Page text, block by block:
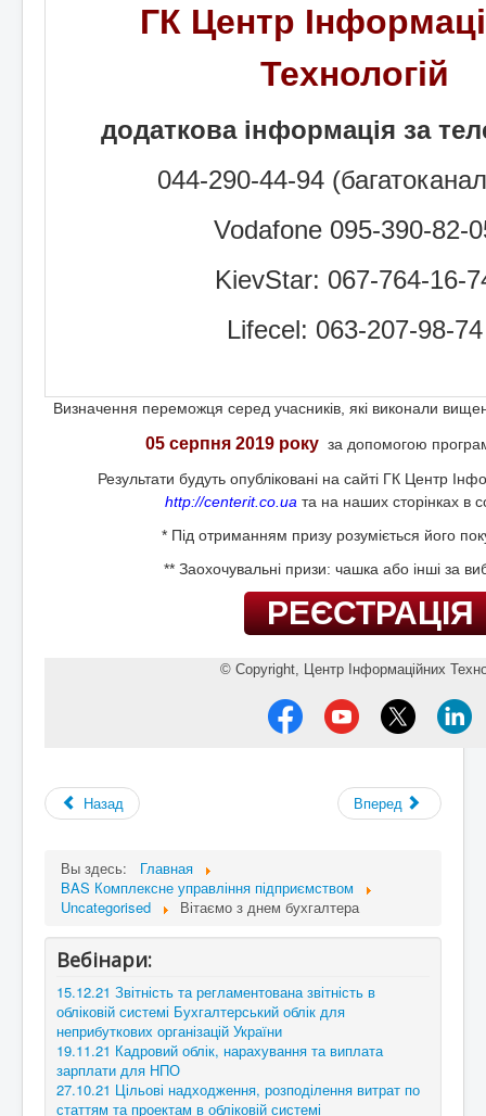
ГК Центр
Технологій
додаткова інформація за
044-290-44-94
Vodafone 095-390-82-
KievStar: 067-764-16-
Lifeсel: 063-207-98-74
Визначення переможця серед учасників, які виконали
05 серпня 2019 року за допомогою
Результати будуть опубліковані на сайті ГК Центр
http://centerit.co.ua та на наших сторінках в
* Під отриманням призу розуміється його
** Заохочувальні призи: чашка або інші за
РЕЄСТРАЦІЯ
© Copyright, Центр Інформаційних
Назад Вперед
Вы здесь:
Главная
BAS Комплексне управління підприємством
Uncategorised
Вітаємо з днем бухгалтера
Вебінари:
15.12.21 Звітність та регламентована звітність в
обліковій системі Бухгалтерський облік для
неприбуткових організацій України
19.11.21 Кадровий облік, нарахування та виплата
зарплати для НПО
27.10.21 Цільові надходження, розподілення витрат по
статтям та проектам в обліковій системі